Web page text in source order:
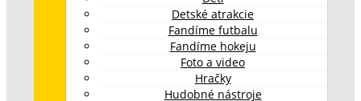
Detské atrakcie
Fandíme futbalu
Fandíme hokeju
Foto a video
Hračky
Hudobné nástroje